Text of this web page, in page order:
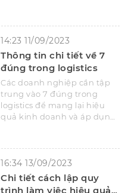
quả.
14:23 11/09/2023
Thông tin chi tiết về 7
đúng trong logistics
Các doanh nghiệp cần tập
trung vào 7 đúng trong
logistics để mang lại hiệu
quả kinh doanh và áp dụng
16:34 13/09/2023
Chi tiết cách lập quy
trình làm việc hiệu quả